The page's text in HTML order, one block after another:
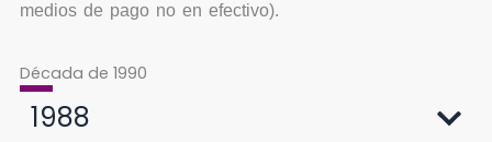
medios de pago no en efectivo).
Década de 1990
1988